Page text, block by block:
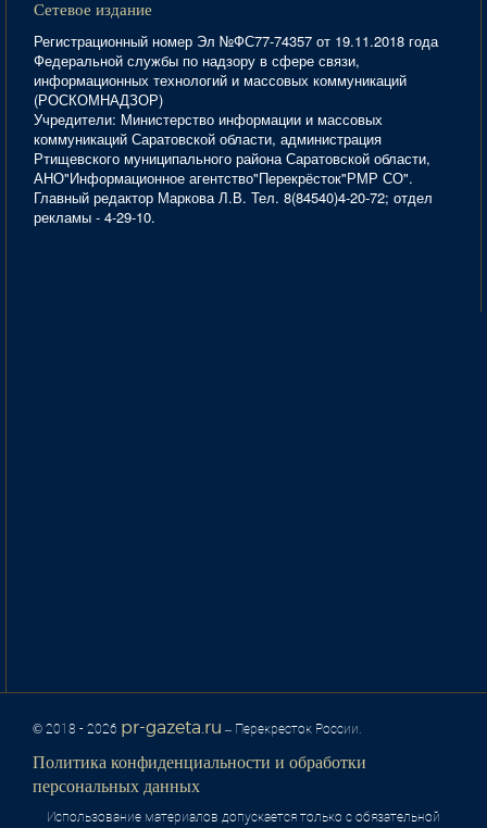
Сетевое издание
Регистрационный номер Эл №ФС77-74357 от 19.11.2018 года
Федеральной службы по надзору в сфере связи,
информационных технологий и массовых коммуникаций
(РОСКОМНАДЗОР)
Учредители: Министерство информации и массовых
коммуникаций Саратовской области, администрация
Ртищевского муниципального района Саратовской области,
АНО"Информационное агентство"Перекрёсток"РМР СО".
Главный редактор Маркова Л.В. Тел. 8(84540)4-20-72; отдел
рекламы - 4-29-10.
© 2018 - 2026 pr-gazeta.ru – Перекресток России.
Политика конфиденциальности и обработки
персональных данных
Использование материалов допускается только с обязательной